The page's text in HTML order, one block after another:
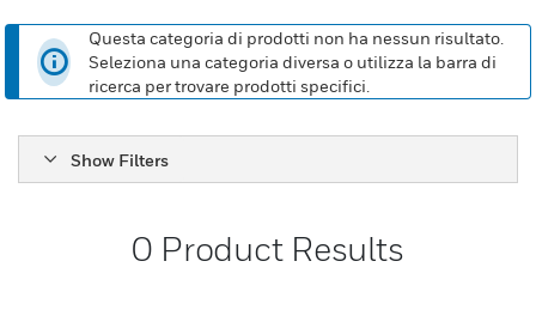
Questa categoria di prodotti non ha nessun risultato.
Seleziona una categoria diversa o utilizza la barra di
ricerca per trovare prodotti specifici.
Show Filters
0 Product Results